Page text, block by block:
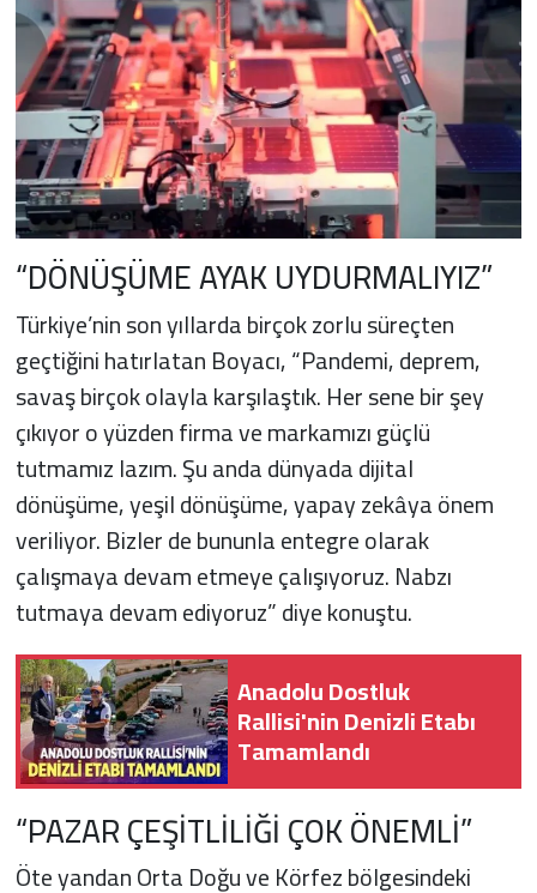
“DÖNÜŞÜME AYAK UYDURMALIYIZ”
Türkiye’nin son yıllarda birçok zorlu süreçten
geçtiğini hatırlatan Boyacı, “Pandemi, deprem,
savaş birçok olayla karşılaştık. Her sene bir şey
çıkıyor o yüzden firma ve markamızı güçlü
tutmamız lazım. Şu anda dünyada dijital
dönüşüme, yeşil dönüşüme, yapay zekâya önem
veriliyor. Bizler de bununla entegre olarak
çalışmaya devam etmeye çalışıyoruz. Nabzı
tutmaya devam ediyoruz” diye konuştu.
Anadolu Dostluk
Rallisi'nin Denizli Etabı
Tamamlandı
“PAZAR ÇEŞİTLİLİĞİ ÇOK ÖNEMLİ”
Öte yandan Orta Doğu ve Körfez bölgesindeki